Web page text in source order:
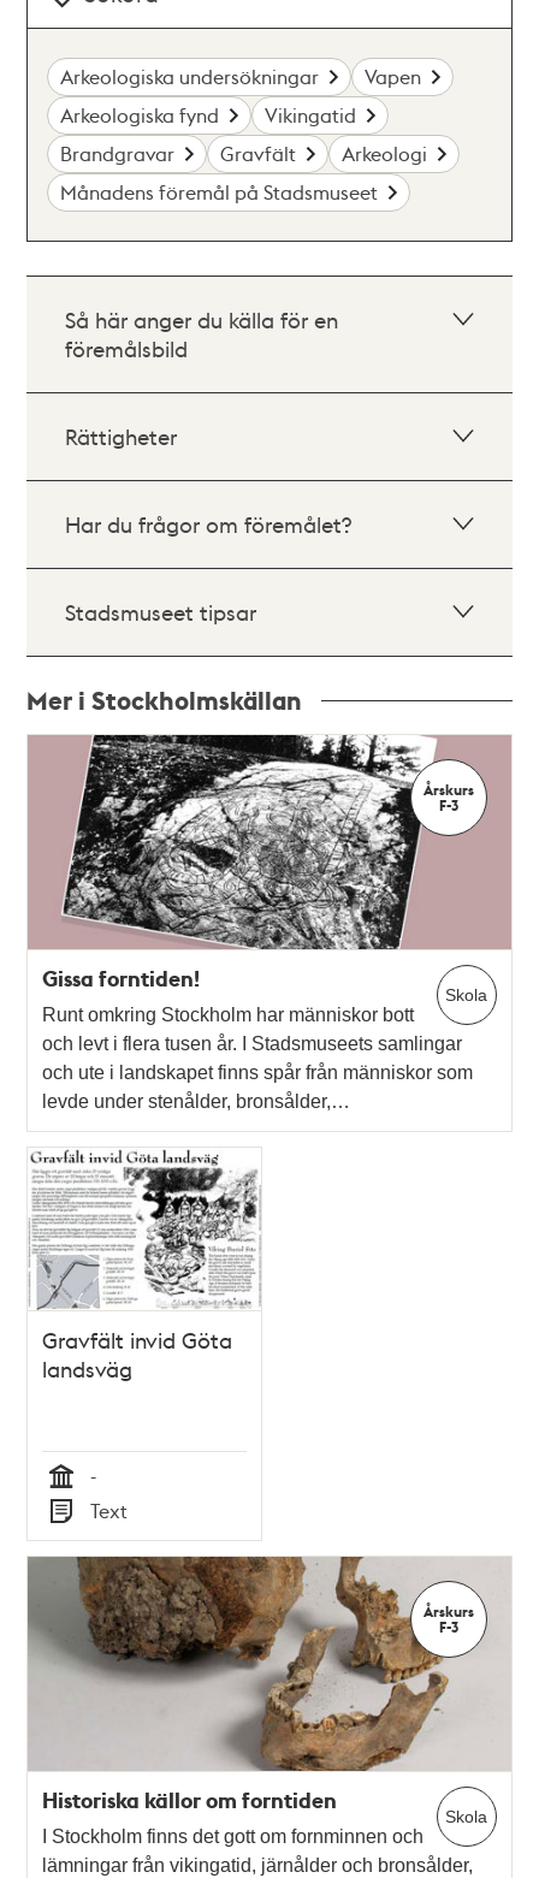
Arkeologiska undersökningar
Vapen
Arkeologiska fynd
Vikingatid
Brandgravar
Gravfält
Arkeologi
Månadens föremål på Stadsmuseet
Så här anger du källa för en
föremålsbild
Rättigheter
Har du frågor om föremålet?
Stadsmuseet tipsar
Mer i Stockholmskällan
Relaterade
teman
Årskurs
F-3
Skola
Gissa forntiden!
Runt omkring Stockholm har människor bott
och levt i flera tusen år. I Stadsmuseets samlingar
och ute i landskapet finns spår från människor som
levde under stenålder, bronsålder,…
Gravfält invid Göta
landsväg
Tid
-
Typ
Text
Årskurs
F-3
Skola
Historiska källor om forntiden
I Stockholm finns det gott om fornminnen och
lämningar från vikingatid, järnålder och bronsålder,